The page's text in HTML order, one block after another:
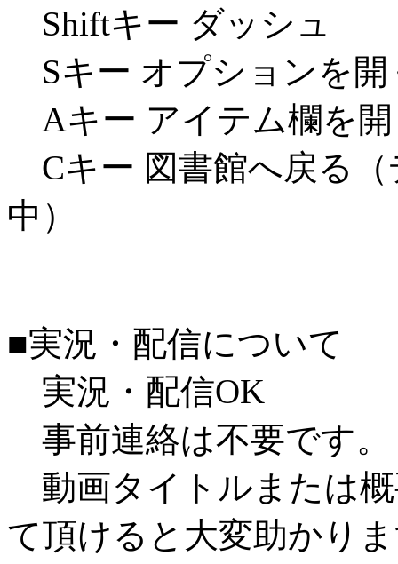
Shiftキー ダッシュ
Sキー オプションを開
Aキー アイテム欄を
Cキー 図書館へ戻る
中）
■実況・配信について
実況・配信OK
事前連絡は不要です
動画タイトルまたは
て頂けると大変助かり